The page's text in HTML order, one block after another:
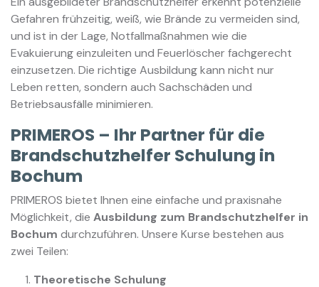
Gefahren frühzeitig, weiß, wie Brände zu vermeiden sind,
und ist in der Lage, Notfallmaßnahmen wie die
Evakuierung einzuleiten und Feuerlöscher fachgerecht
einzusetzen. Die richtige Ausbildung kann nicht nur
Leben retten, sondern auch Sachschäden und
Betriebsausfälle minimieren.
PRIMEROS – Ihr Partner für die
Brandschutzhelfer Schulung in
Bochum
PRIMEROS bietet Ihnen eine einfache und praxisnahe
Möglichkeit, die Ausbildung zum Brandschutzhelfer in
Bochum durchzuführen. Unsere Kurse bestehen aus
zwei Teilen:
Theoretische Schulung